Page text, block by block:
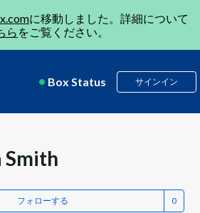
に移動しました。詳細について
ら をご覧ください。
Box Status サインイン
Smith
フォローする